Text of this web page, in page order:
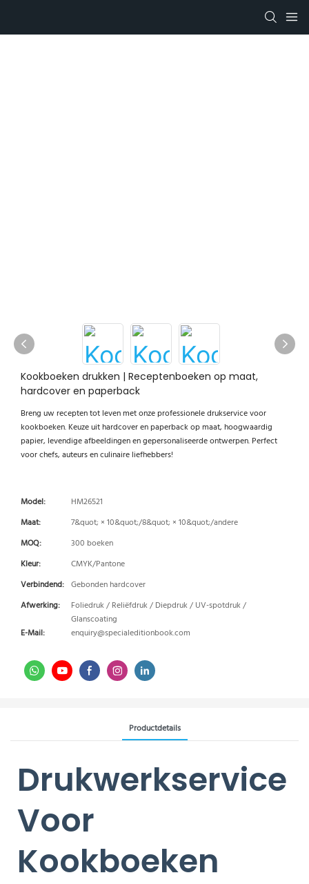
Kookboeken drukken | Receptenboeken op maat,
hardcover en paperback
Breng uw recepten tot leven met onze professionele drukservice voor
kookboeken. Keuze uit hardcover en paperback op maat, hoogwaardig
papier, levendige afbeeldingen en gepersonaliseerde ontwerpen. Perfect
voor chefs, auteurs en culinaire liefhebbers!
Model:
HM26521
Maat:
7&quot; × 10&quot;/8&quot; × 10&quot;/andere
MOQ:
300 boeken
Kleur:
CMYK/Pantone
Verbindend: Gebonden hardcover
Afwerking:
Foliedruk / Reliëfdruk / Diepdruk / UV-spotdruk /
Glanscoating
E-Mail:
enquiry@specialeditionbook.com
Productdetails
Drukwerkservice
Voor
Kookboeken